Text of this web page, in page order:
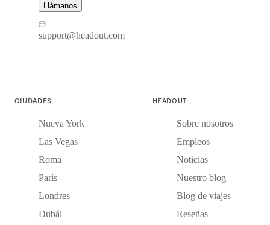
Llámanos
support@headout.com
CIUDADES
Nueva York
Las Vegas
Roma
París
Londres
Dubái
HEADOUT
Sobre nosotros
Empleos
Noticias
Nuestro blog
Blog de viajes
Reseñas